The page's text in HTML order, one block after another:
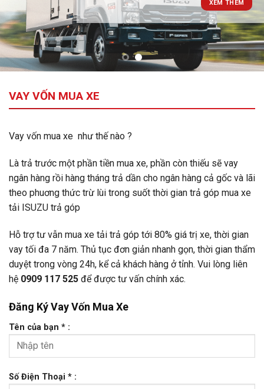
XEM THÊM
VAY VỐN MUA XE
Vay vốn mua xe như thế nào ?
Là trả trước một phần tiền mua xe, phần còn thiếu sẽ vay
ngân hàng rồi hàng tháng trả dần cho ngân hàng cả gốc và lãi
theo phuơng thức trừ lùi trong suốt thời gian trả góp mua xe
tải ISUZU trả góp
Hỗ trợ tư vẫn mua xe tải trả góp tới 80% giá trị xe, thời gian
vay tối đa 7 năm. Thủ tục đơn giản nhanh gọn, thời gian thẩm
duyệt trong vòng 24h, kể cả khách hàng ở tỉnh. Vui lòng liên
hệ 0909 117 525 để được tư vấn chính xác.
Đăng Ký Vay Vốn Mua Xe
Tên của bạn * :
Số Điện Thoại * :